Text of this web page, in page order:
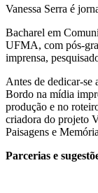
Vanessa Serra é
Bacharel em
UFMA, com pós-
imprensa,
Antes de dedicar-
Bordo na mídia
produção e no
criadora do projeto
Paisagens e
Parcerias e